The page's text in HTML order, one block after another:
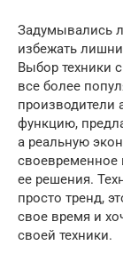
Задумывались
избежать
Выбор техники
все более
производители
функцию,
а реальную
ее решения.
просто тренд,
свое время и
своей техники.